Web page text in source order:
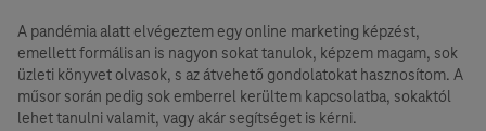
A pandémia alatt elvégeztem egy online marketing képzést,
emellett formálisan is nagyon sokat tanulok, képzem magam, sok
üzleti könyvet olvasok, s az átvehető gondolatokat hasznosítom. A
műsor során pedig sok emberrel kerültem kapcsolatba, sokaktól
lehet tanulni valamit, vagy akár segítséget is kérni.